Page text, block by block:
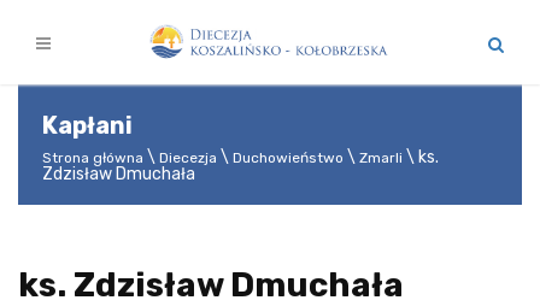
Kapłani
Strona główna Diecezja Duchowieństwo Zmarli
ks.
Zdzisław Dmuchała
ks. Zdzisław Dmuchała